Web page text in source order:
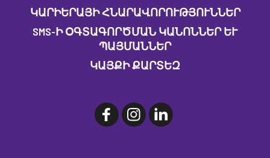
ԿԱՐԻԵՐԱՅԻ ՀՆԱՐԱՎՈՐՈՒԹՅՈՒՆՆԵՐ
SMS-Ի ՕԳՏԱԳՈՐԾՄԱՆ ԿԱՆՈՆՆԵՐ ԵՒ Պ
ԱՅՄԱՆՆԵՐ
ԿԱՅՔԻ ՔԱՐՏԵԶ